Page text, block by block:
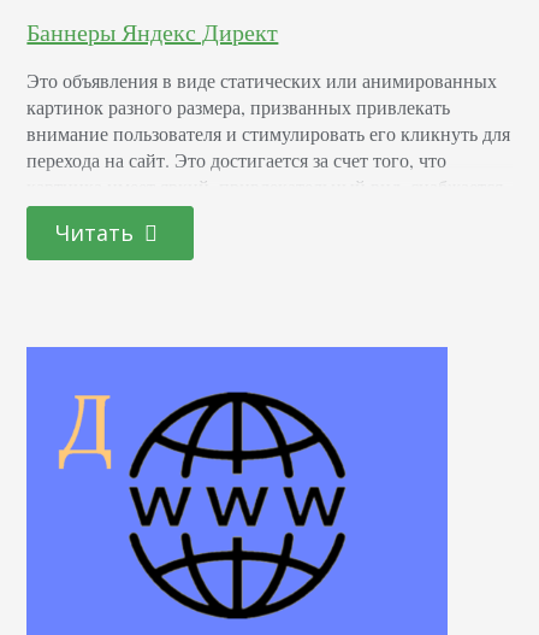
Баннеры Яндекс Директ
Это объявления в виде статических или анимированных
картинок разного размера, призванных привлекать
внимание пользователя и стимулировать его кликнуть для
перехода на сайт. Это достигается за счет того, что
картинка имеет яркий, привлекательный вид, снабжается
подвижными деталями и интересным текстовым
сообщением. Оплата рекламы с помощью графических
объявлений производится за клик, поэтому при
Читать